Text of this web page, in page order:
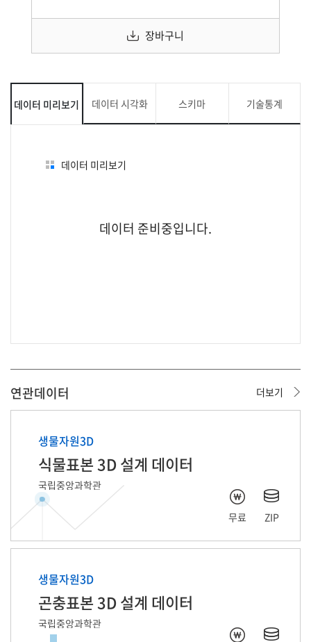
장바구니
데이터 미리보기 데이터 시각화 스키마 기술통계
데이터 미리보기
데이터 준비중입니다.
데이터 준비중입니다.
데이터 준비중입니다.
연관데이터 더보기
생물자원3D
식물표본 3D 설계 데이터
국립중앙과학관
무료 ZIP
생물자원3D
곤충표본 3D 설계 데이터
국립중앙과학관